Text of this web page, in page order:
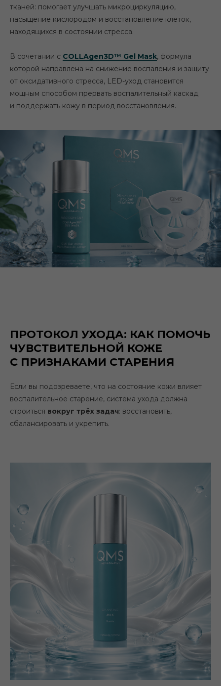
тканей: помогает улучшать микроциркуляцию,
насыщение кислородом и восстановление клеток,
находящихся в состоянии стресса.
В сочетании с COLLAgen3D™ Gel Mask, формула
которой направлена на снижение воспаления и защиту
от оксидативного стресса, LED-уход становится
мощным способом прервать воспалительный каскад
и поддержать кожу в период восстановления.
ПРОТОКОЛ УХОДА: КАК ПОМОЧЬ
ЧУВСТВИТЕЛЬНОЙ КОЖЕ
С ПРИЗНАКАМИ СТАРЕНИЯ
Если вы подозреваете, что на состояние кожи влияет
воспалительное старение, система ухода должна
строиться вокруг трёх задач: восстановить,
сбалансировать и укрепить.
QMS Medicosmetics
Дата публикации: 04.06.2026
https://qmsmedicosmetics.ru/